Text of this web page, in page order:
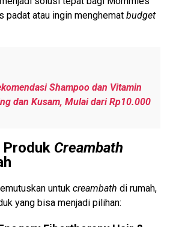
padat atau ingin menghemat budget
Shampoo dan Vitamin
dan Kusam, Mulai dari Rp10.000
Produk Creambath
untuk creambath di rumah,
yang bisa menjadi pilihan: